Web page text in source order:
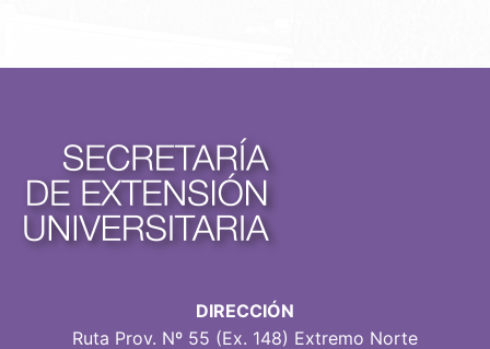
DIRECCIÓN
Ruta Prov. Nº 55 (Ex. 148) Extremo Norte